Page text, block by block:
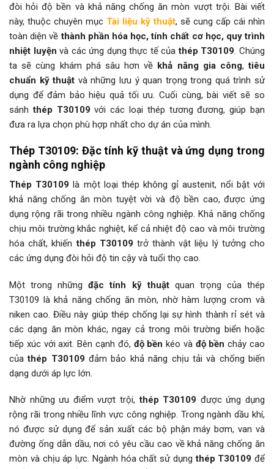
đòi hỏi độ bền và khả năng chống ăn mòn vượt trội. Bài viết
này, thuộc chuyên mục Tài liệu kỹ thuật, sẽ cung cấp cái nhìn
toàn diện vềthành phần hóa học, tính chất cơ học, quy trình
nhiệt luyện và các ứng dụng thực tế củathép T30109. Chúng
ta sẽ cùng khám phá sâu hơn về khả năng gia công,tiêu
chuẩn kỹ thuật và những lưu ý quan trọng trong quá trình sử
dụng để đảm bảo hiệu quả tối ưu. Cuối cùng, bài viết sẽ so
sánhthép T30109 với các loại thép tương đương, giúp bạn
đưa ra lựa chọn phù hợp nhất cho dự án của mình.
Thép T30109: Đặc tính kỹ thuật và ứng dụng trong
ngành công nghiệp
Thép T30109 là một loại thép không gỉ austenit, nổi bật với
khả năng chống ăn mòn tuyệt vời và độ bền cao, được ứng
dụng rộng rãi trong nhiều ngành công nghiệp. Khả năng chống
chịu môi trường khắc nghiệt, kể cả nhiệt độ cao và môi trường
hóa chất, khiếnthép T30109 trở thành vật liệu lý tưởng cho
các ứng dụng đòi hỏi độ tin cậy và tuổi thọ cao.
Một trong nhữngđặc tính kỹ thuậtquan trọng của thép
T30109 là khả năng chống ăn mòn, nhờ hàm lượng crom và
niken cao. Điều này giúp thép chống lại sự hình thành rỉ sét và
các dạng ăn mòn khác, ngay cả trong môi trường biển hoặc
tiếp xúc với axit. Bên cạnh đó, độ bền kéo và độ bền chảy cao
củathép T30109 đảm bảo khả năng chịu tải và chống biến
dạng dưới áp lực lớn.
Nhờ những ưu điểm vượt trội,thép T30109 được ứng dụng
rộng rãi trong nhiều lĩnh vực công nghiệp. Trong ngành dầu khí,
nó được sử dụng để sản xuất các bộ phận máy bơm, van và
đường ống dẫn dầu, nơi có yêu cầu cao về khả năng chống ăn
mòn và chịu áp lực. Ngành hóa chất sử dụngthép T30109 để